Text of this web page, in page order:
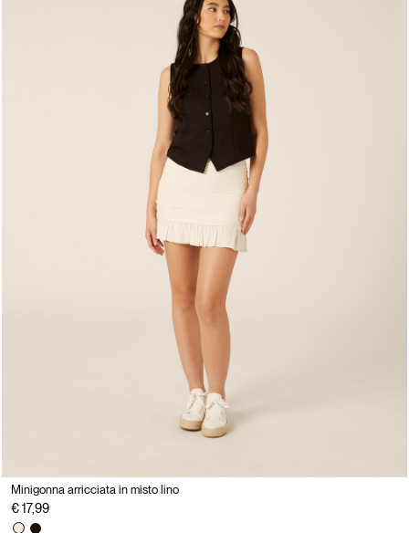
Minigonna arricciata in misto lino
€ 17,99